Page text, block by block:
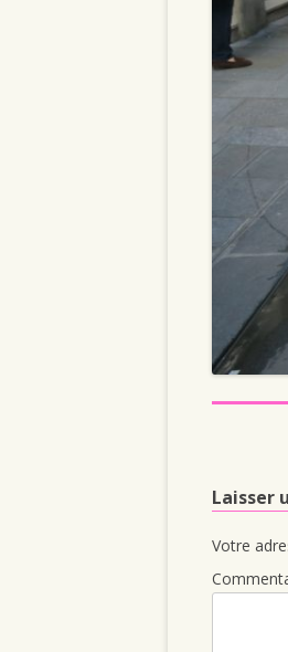
Laisser
Votre